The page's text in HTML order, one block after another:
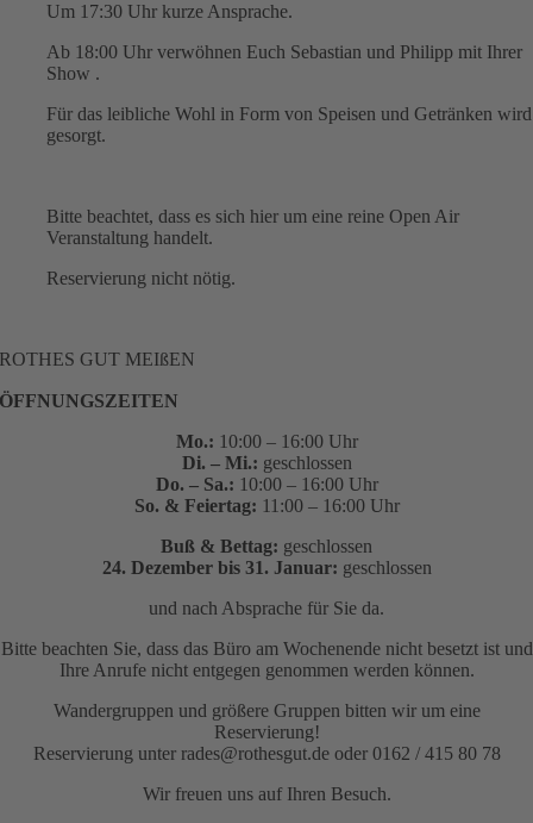
Um 17:30 Uhr kurze Ansprache.
Ab 18:00 Uhr verwöhnen Euch Sebastian und Philipp mit Ihrer
Show .
Für das leibliche Wohl in Form von Speisen und Getränken wird
gesorgt.
Bitte beachtet, dass es sich hier um eine reine Open Air
Veranstaltung handelt.
Reservierung nicht nötig.
ROTHES GUT MEIßEN
ÖFFNUNGSZEITEN
Mo.: 10:00 – 16:00 Uhr
Di. – Mi.: geschlossen
Do. – Sa.: 10:00 – 16:00 Uhr
So. & Feiertag: 11:00 – 16:00 Uhr
Buß & Bettag: geschlossen
24. Dezember bis 31. Januar: geschlossen
und nach Absprache für Sie da.
Bitte beachten Sie, dass das Büro am Wochenende nicht besetzt ist und
Ihre Anrufe nicht entgegen genommen werden können.
Wandergruppen und größere Gruppen bitten wir um eine
Reservierung!
Reservierung unter rades@rothesgut.de oder 0162 / 415 80 78
Wir freuen uns auf Ihren Besuch.